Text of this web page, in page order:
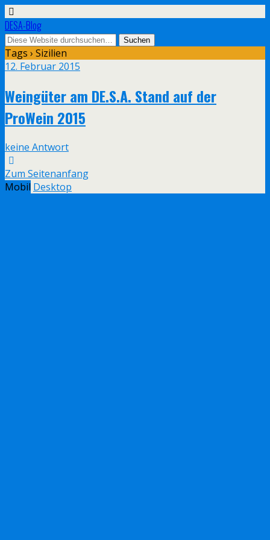
DESA-Blog
Tags › Sizilien
12. Februar 2015
Weingüter am DE.S.A. Stand auf der
ProWein 2015
keine Antwort
Zum Seitenanfang
Mobil Desktop